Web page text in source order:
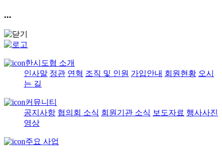
...
한시도협 소개
인사말 정관 연혁 조직 및 인원 가입안내 회원현황 오시
는 길
커뮤니티
공지사항 협의회 소식 회원기관 소식 보도자료 행사사진
영상
주요 사업